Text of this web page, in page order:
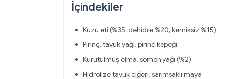
İçindekiler
Kuzu eti (%35; dehidre %20, kemiksiz %15)
Pirinç, tavuk yağı, pirinç kepeği
Kurutulmuş elma, somon yağı (%2)
Hidrolize tavuk ciğeri, sarımsaklı maya